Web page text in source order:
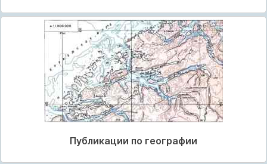
Публикации по географии